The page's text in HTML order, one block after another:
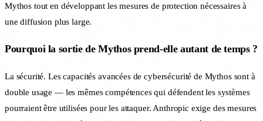
Mythos tout en développant les mesures de protection nécessaires à
une diffusion plus large.
Pourquoi la sortie de Mythos prend-elle autant de temps ?
La sécurité. Les capacités avancées de cybersécurité de Mythos sont à
double usage — les mêmes compétences qui défendent les systèmes
pourraient être utilisées pour les attaquer. Anthropic exige des mesures